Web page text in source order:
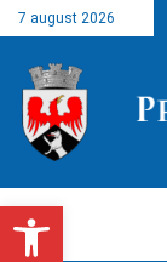
Deschide bara de unelte
7 august 2026
lucrărilor…